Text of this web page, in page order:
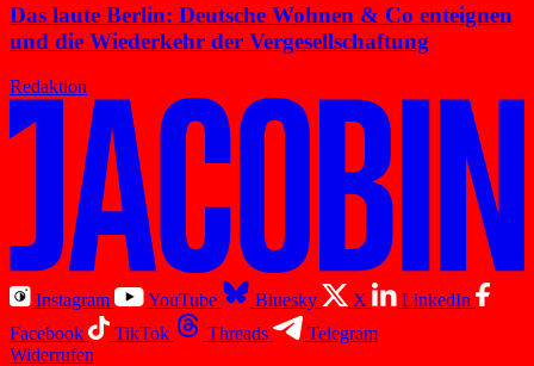
Das laute Berlin: Deutsche Wohnen & Co enteignen
und die Wiederkehr der Vergesellschaftung
Redaktion
Instagram YouTube Bluesky X
LinkedIn
Facebook
TikTok Threads
Telegram
Widerrufen